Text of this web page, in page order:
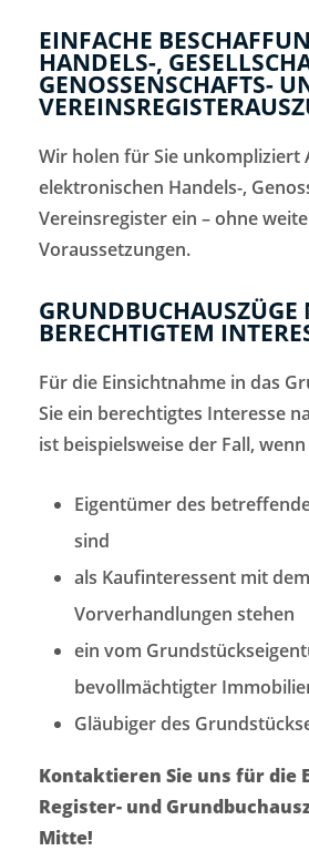
EINFACHE
HANDELS-,
GENOSSENSCHAFTS-
Wir holen für Sie unkompliziert
elektronischen Handels-,
Vereinsregister ein – ohne
Voraussetzungen.
BERECHTIGTEM
Für die Einsichtnahme in das
Sie ein berechtigtes Interesse
ist beispielsweise der Fall, wenn
Eigentümer des
sind
als Kaufinteressent mit
Vorverhandlungen stehen
ein vom
bevollmächtigter
Gläubiger des
Kontaktieren Sie uns für die
Register- und
Mitte!